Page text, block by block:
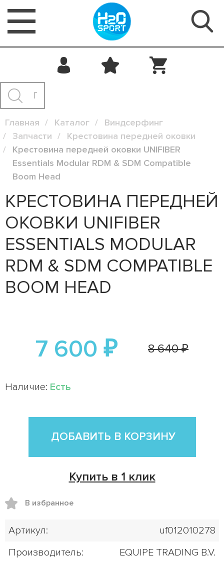
Главная Каталог
Виндсерфинг
Запчасти
Крестовина передней оковки
Крестовина передней оковки UNIFIBER
Essentials Modular RDM & SDM Compatible
Boom Head
КРЕСТОВИНА ПЕРЕДНЕЙ
ОКОВКИ UNIFIBER
ESSENTIALS MODULAR
RDM & SDM COMPATIBLE
BOOM HEAD
7 600 ₽ 8 640 ₽
Наличие: Есть
ДОБАВИТЬ В КОРЗИНУ
Купить в 1 клик
В избранное
Артикул:
uf012010278
Производитель:
EQUIPE TRADING B.V.